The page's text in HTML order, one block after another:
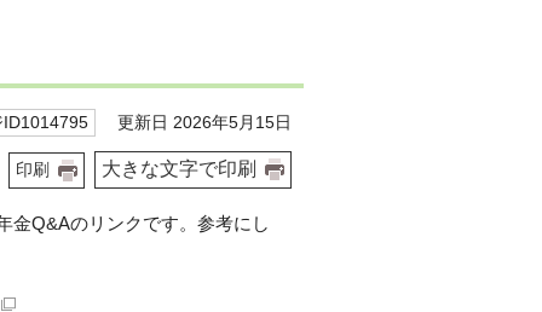
ID1014795 更新日 2026年5月15日
印刷 大きな文字で印刷
金Q&Aのリンクです。参考にし